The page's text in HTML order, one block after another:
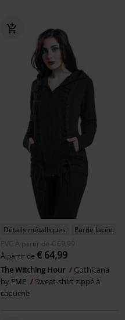
Détails métalliques
Partie lacée
PVC
À partir de € 69,99
À partir de € 64,99
The Witching Hour
Gothicana
by EMP
Sweat-shirt zippé à
capuche